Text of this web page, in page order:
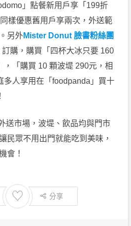
」點餐新用戶享「199折
樣優惠舊用戶享兩次，外送範
另外Mister Donut 臉書粉絲團
購，購買「四杯大冰只要 160
，「購買 10 顆波堤 290元，相
多人享用在「foodpanda」買十
送市場，波堤、飲品均與門市
民眾不用出門就能吃到美味，
會！
♡ 分享